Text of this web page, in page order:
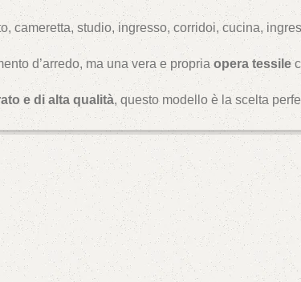
cameretta, studio, ingresso, corridoi, cucina,
d’arredo, ma una vera e propriaopera tessile
e di alta qualità, questo modello è la scelta